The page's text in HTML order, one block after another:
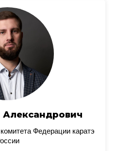
Александрович
Федерации каратэ